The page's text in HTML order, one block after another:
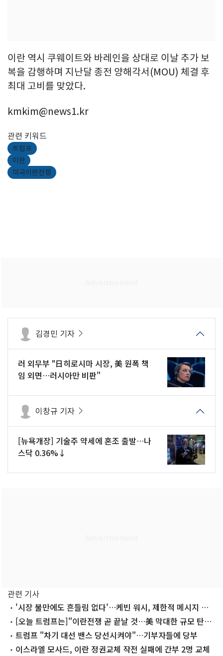
이란 역시 쿠웨이트와 바레인을 상대로 이날 추가 보
복을 감행하며 지난달 종전 양해각서(MOU) 체결 후
최대 고비를 맞았다.
kmkim@news1.kr
관련 키워드
트럼프
이란
미국이란전쟁
김경민 기자
러 외무부 "日히로시마 시장, 美 원폭 책
임 외면…러시아만 비판"
이창규 기자
[뉴욕개장] 기술주 약세에 혼조 출발…나
스닥 0.36%↓
관련 기사
'시장 불만에도 흔들림 없다'…케빈 워시, 제한적 메시지 고
수할 듯
[오늘 트럼프는]"이란전쟁 곧 끝날 것…美 막대한 규모 탄약
보유"
트럼프 "차기 대선 밴스 당선시켜야"…기부자들에 당부
이스라엘 모사드, 이란 정권교체 작전 실패에 간부 2명 교체